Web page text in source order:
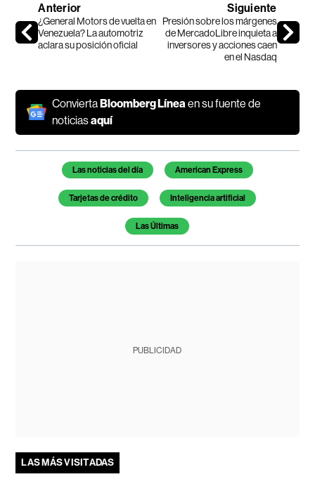
Anterior
¿General Motors de vuelta en
Venezuela? La automotriz
aclara su posición oficial
Siguiente
Presión sobre los márgenes
de MercadoLibre inquieta a
inversores y acciones caen
en el Nasdaq
ConviertaBloomberg Línea en su fuente de
noticiasaquí
Temas de este artículo
Las noticias del día American Express
Tarjetas de crédito Inteligencia artificial
Las Últimas
PUBLICIDAD
LAS MÁS VISITADAS